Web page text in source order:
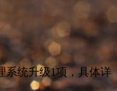
系统升级1项，具体详